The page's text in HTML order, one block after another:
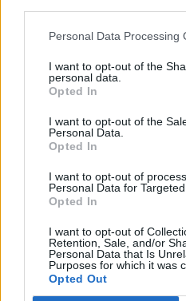
Personal Data Processing
I want to opt-out of the
personal data.
Opted In
I want to opt-out of the
Personal Data.
Opted In
I want to opt-out of
Personal Data for Targeted
Opted In
I want to opt-out of
Retention, Sale, and/or
Personal Data that Is
Purposes for which it was
Opted Out
Újabb
Kolozsvári
Csíkszeredába